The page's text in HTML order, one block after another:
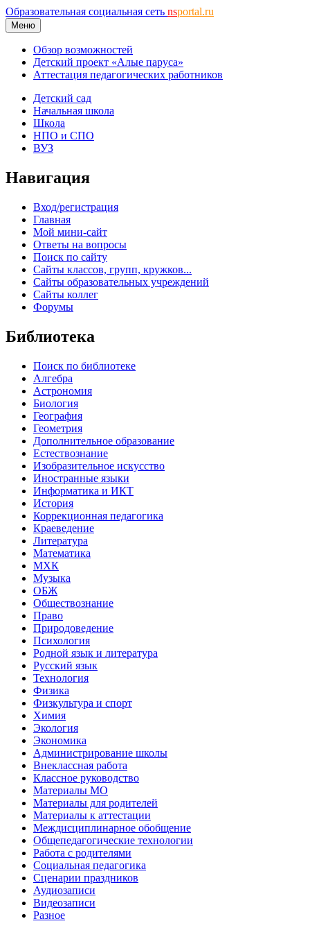
Образовательная социальная сеть nsportal.ru
Меню
Обзор возможностей
Детский проект «Алые паруса»
Аттестация педагогических работников
Детский сад
Начальная школа
Школа
НПО и СПО
ВУЗ
Навигация
Вход/регистрация
Главная
Мой мини-сайт
Ответы на вопросы
Поиск по сайту
Сайты классов, групп, кружков...
Сайты образовательных учреждений
Сайты коллег
Форумы
Библиотека
Поиск по библиотеке
Алгебра
Астрономия
Биология
География
Геометрия
Дополнительное образование
Естествознание
Изобразительное искусство
Иностранные языки
Информатика и ИКТ
История
Коррекционная педагогика
Краеведение
Литература
Математика
МХК
Музыка
ОБЖ
Обществознание
Право
Природоведение
Психология
Родной язык и литература
Русский язык
Технология
Физика
Физкультура и спорт
Химия
Экология
Экономика
Администрирование школы
Внеклассная работа
Классное руководство
Материалы МО
Материалы для родителей
Материалы к аттестации
Междисциплинарное обобщение
Общепедагогические технологии
Работа с родителями
Социальная педагогика
Сценарии праздников
Аудиозаписи
Видеозаписи
Разное